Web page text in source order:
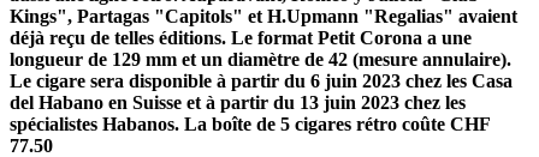
Kings", Partagas "Capitols" et H.Upmann "Regalias" avaient
déjà reçu de telles éditions. Le format Petit Corona a une
longueur de 129 mm et un diamètre de 42 (mesure annulaire).
Le cigare sera disponible à partir du 6 juin 2023 chez les Casa
del Habano en Suisse et à partir du 13 juin 2023 chez les
spécialistes Habanos. La boîte de 5 cigares rétro coûte CHF
77.50